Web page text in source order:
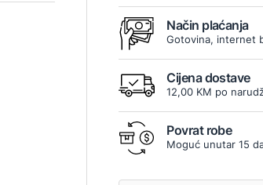
Način plaćanja
Gotovina, internet
Cijena dostave
12,00 KM po
Povrat robe
Moguć unutar 15